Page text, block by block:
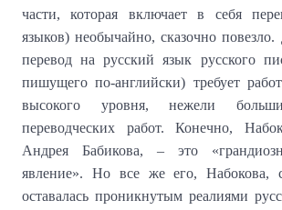
части, которая включает в себя
языков) необычайно, сказочно
перевод на русский язык русского
пишущего по-английски) требует
высокого уровня, нежели
переводческих работ. Конечно,
Андрея Бабикова, – это
явление». Но все же его, Набокова,
оставалась проникнутым реалиями